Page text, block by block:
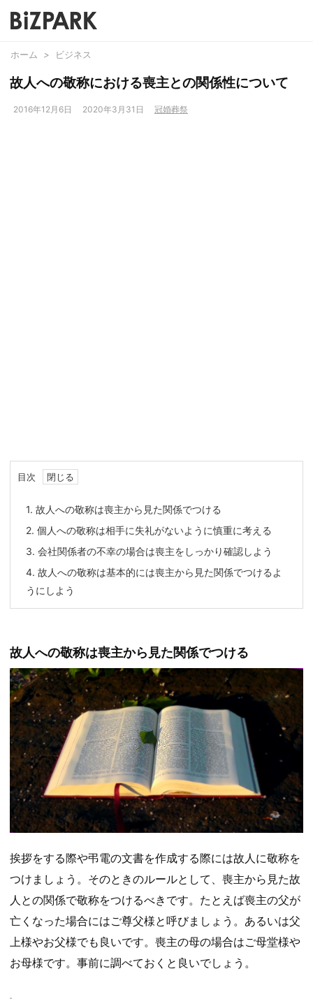
ホーム > ビジネス
故人への敬称における喪主との関係性について
2016年12月6日 2020年3月31日 冠婚葬祭
目次
1. 故人への敬称は喪主から見た関係でつける
2. 個人への敬称は相手に失礼がないように慎重に考える
3. 会社関係者の不幸の場合は喪主をしっかり確認しよう
4. 故人への敬称は基本的には喪主から見た関係でつけるよ
うにしよう
故人への敬称は喪主から見た関係でつける
挨拶をする際や弔電の文書を作成する際には故人に敬称を
つけましょう。そのときのルールとして、喪主から見た故
人との関係で敬称をつけるべきです。たとえば喪主の父が
亡くなった場合にはご尊父様と呼びましょう。あるいは父
上様やお父様でも良いです。喪主の母の場合はご母堂様や
お母様です。事前に調べておくと良いでしょう。